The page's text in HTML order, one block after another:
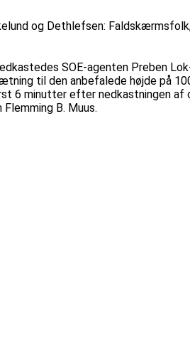
og Dethlefsen:
SOE-agenten Preben
til den anbefalede højde på
6 minutter efter nedkastningen
B. Muus.